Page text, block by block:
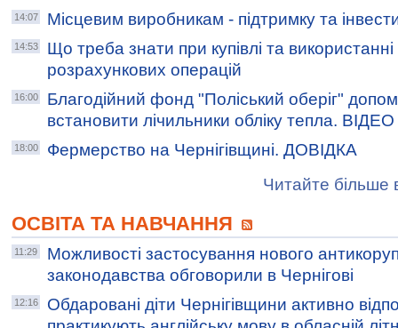
14:07 Місцевим виробникам - підтримку та
14:53
Що треба знати при купівлі та
розрахункових операцій
16:00
Благодійний фонд "Поліський оберіг"
встановити лічильники обліку тепла. ВIДЕО
18:00
Фермерcтво на Чернігівщині. ДОВІДКА
Читайте більше
ОСВІТА ТА НАВЧАННЯ
11:29
Можливості застосування нового
законодавства обговорили в Чернігові
12:16
Обдаровані діти Чернігівщини активно